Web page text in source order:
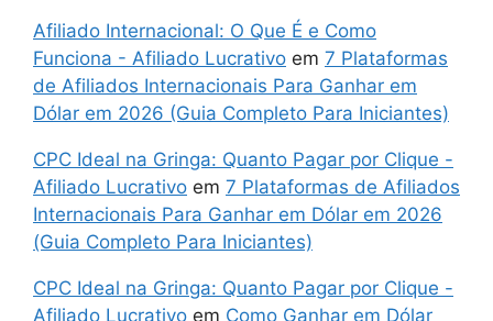
Afiliado Internacional: O Que É e Como
Funciona - Afiliado Lucrativo em 7 Plataformas
de Afiliados Internacionais Para Ganhar em
Dólar em 2026 (Guia Completo Para Iniciantes)
CPC Ideal na Gringa: Quanto Pagar por Clique -
Afiliado Lucrativo em 7 Plataformas de Afiliados
Internacionais Para Ganhar em Dólar em 2026
(Guia Completo Para Iniciantes)
CPC Ideal na Gringa: Quanto Pagar por Clique -
Afiliado Lucrativo em Como Ganhar em Dólar